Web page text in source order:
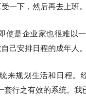
一下，然后再去上班。
使是企业家也很难以
己安排日程的成年人。
规划生活和日程。
行之有效的系统。